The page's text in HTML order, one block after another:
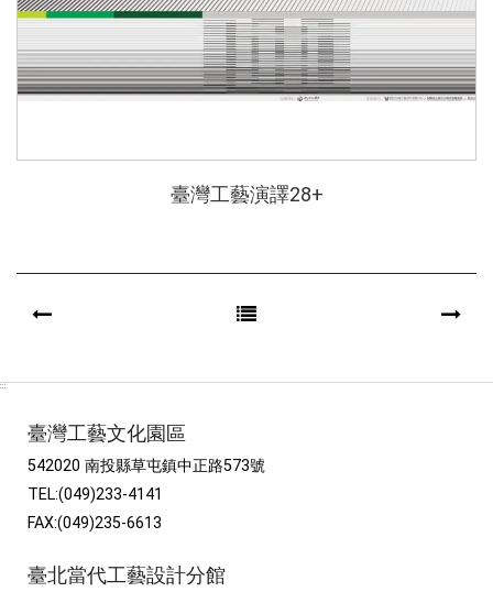
臺灣工藝演譯28+
:::
臺灣工藝文化園區
542020 南投縣草屯鎮中正路573號
TEL:(049)233-4141
FAX:(049)235-6613
臺北當代工藝設計分館